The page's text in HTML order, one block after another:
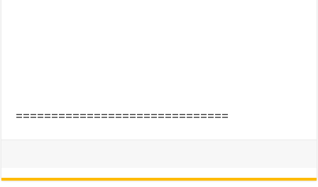
==============================